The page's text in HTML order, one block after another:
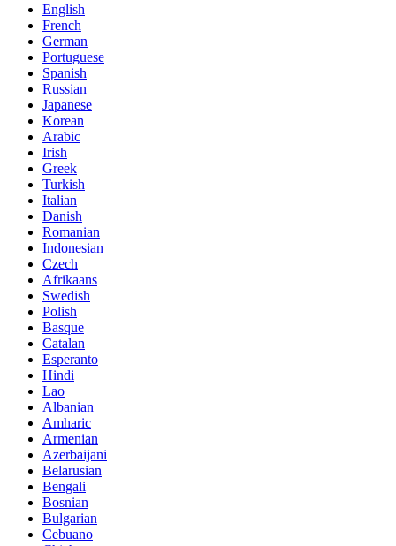
English
French
German
Portuguese
Spanish
Russian
Japanese
Korean
Arabic
Irish
Greek
Turkish
Italian
Danish
Romanian
Indonesian
Czech
Afrikaans
Swedish
Polish
Basque
Catalan
Esperanto
Hindi
Lao
Albanian
Amharic
Armenian
Azerbaijani
Belarusian
Bengali
Bosnian
Bulgarian
Cebuano